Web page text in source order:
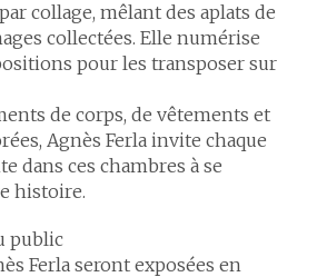
collage, mêlant des aplats de
collectées. Elle numérise
pour les transposer sur
de corps, de vêtements et
Agnès Ferla invite chaque
dans ces chambres à se
histoire.
public
Ferla seront exposées en